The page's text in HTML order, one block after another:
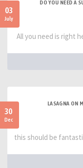
03
July
DO YOU NEED A
All you need is right
30
Dec
LASAGNA ON
this should be